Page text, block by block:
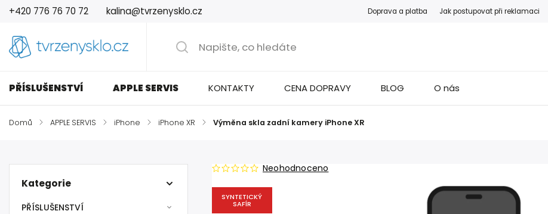
+420 776 76 70 72 kalina@tvrzenysklo.cz Doprava a platba Jak postupovat při reklamaci
PŘÍSLUŠENSTVÍ APPLE SERVIS KONTAKTY CENA DOPRAVY BLOG O nás
Domů / APPLE SERVIS / iPhone / iPhone XR / Výměna skla zadní kamery iPhone XR
Kategorie
PŘÍSLUŠENSTVÍ
SYNTETICKÝ
SAFÍR
Neohodnoceno